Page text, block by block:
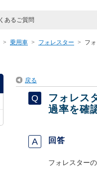
> 乗用車 > フォレスター >
フ
戻る
フォレス
過率を確
回答
フォレスター